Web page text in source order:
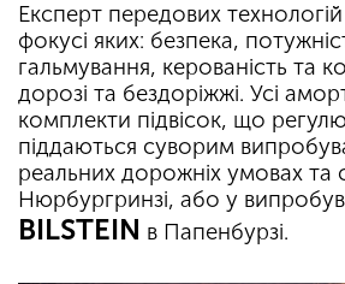
Експерт передових технологій
фокусі яких: безпека,
гальмування, керованість та
дорозі та бездоріжжі. Усі
комплекти підвісок, що
піддаються суворим
реальних дорожніх умовах та
Нюрбургринзі, або у
BILSTEIN в Папенбурзі.